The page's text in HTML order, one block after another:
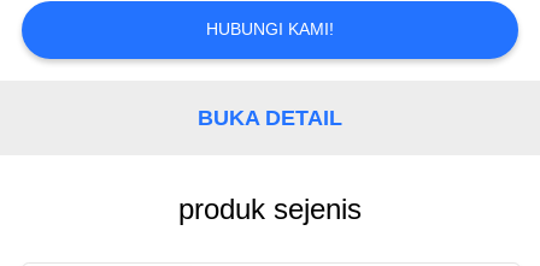
HUBUNGI KAMI!
BUKA DETAIL
produk sejenis